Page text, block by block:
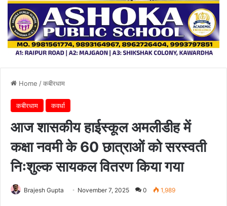
Home /कबीरधाम
कबीरधाम कवर्धा
आज शासकीय हाईस्कूल अमलीडीह में
कक्षा नवमी के 60 छात्राओं को सरस्वती
निःशुल्क सायकल वितरण किया गया
Brajesh Gupta November 7, 2025 0 1,989